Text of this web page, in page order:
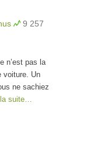
9 257
n’est pas la
voiture. Un
ne sachiez
la suite…